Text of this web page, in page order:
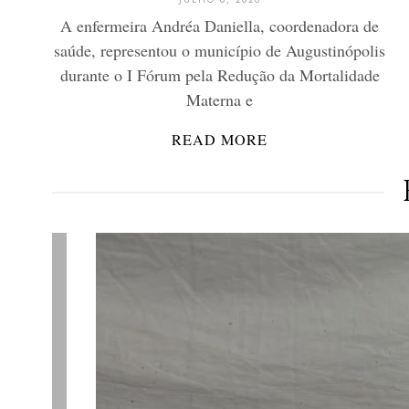
A enfermeira Andréa Daniella, coordenadora de
saúde, representou o município de Augustinópolis
durante o I Fórum pela Redução da Mortalidade
Materna e
READ MORE